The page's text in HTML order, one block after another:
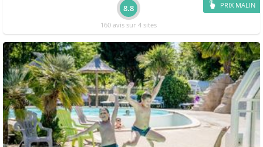
PRIX MALIN
8.8
160 avis sur 4 sites